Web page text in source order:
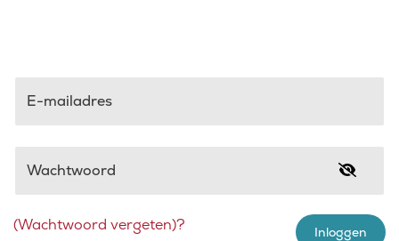
E-mailadres
Wachtwoord
Inloggen
(Wachtwoord vergeten)?